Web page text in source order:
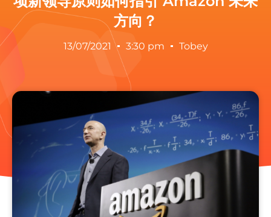
方向？
13/07/2021 3:30 pm Tobey